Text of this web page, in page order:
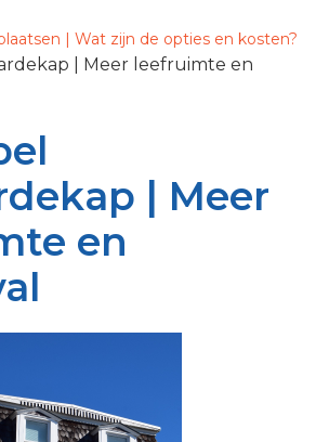
| Wat zijn de opties en kosten?
| Meer leefruimte en
| Meer
en